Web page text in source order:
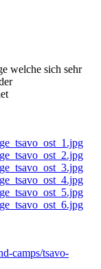
welche sich sehr
camps/tsavo-